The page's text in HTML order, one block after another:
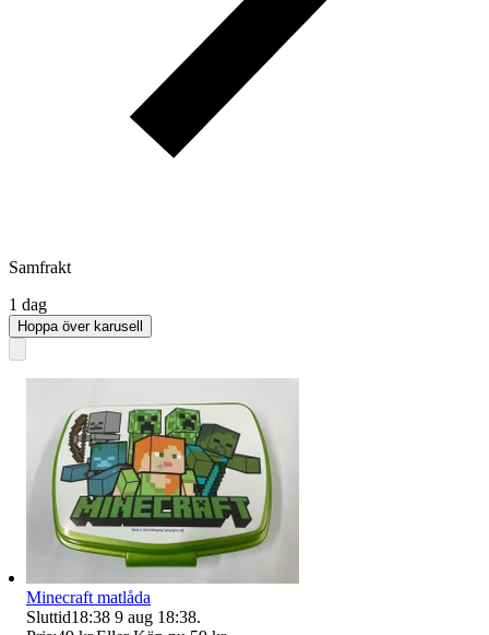
Samfrakt
1 dag
Hoppa över karusell
Minecraft matlåda
Sluttid18:38 9 aug 18:38.